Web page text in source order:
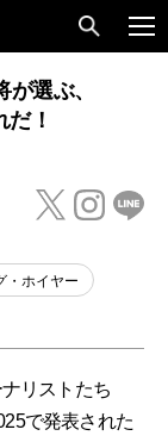
選ぶ、
！
・ホイヤー
リストたち
で発表された